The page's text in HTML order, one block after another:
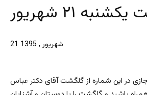
۲۱ شهریور
21 شهریور , 1395
در این شماره از گلگشت آقای دکتر عباس